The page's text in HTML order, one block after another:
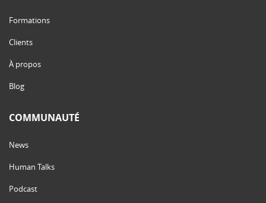
Formations
Clients
À propos
Blog
COMMUNAUTÉ
News
Human Talks
Podcast